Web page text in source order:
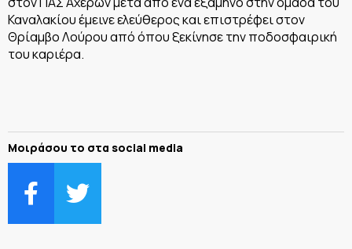
Καναλακίου έμεινε ελεύθερος και επιστρέφει στον
Θρίαμβο Λούρου από όπου ξεκίνησε την ποδοσφαιρική
του καριέρα.
Μοιράσου το στα social media